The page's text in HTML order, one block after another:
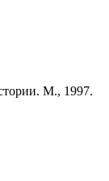
М., 1997.